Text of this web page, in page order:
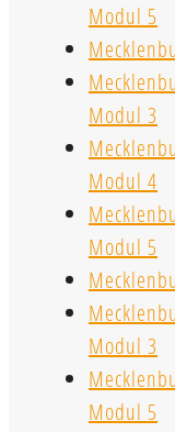
Modul 5
Modul 3
Modul 4
Modul 5
Modul 3
Modul 5